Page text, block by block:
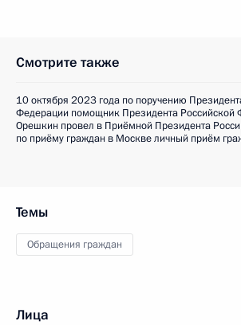
Смотрите также
10 октября 2023 года по поручению
Федерации помощник Президента
Орешкин провел в Приёмной Президента
по приёму граждан в Москве личный приём
Темы
Обращения граждан
Лица